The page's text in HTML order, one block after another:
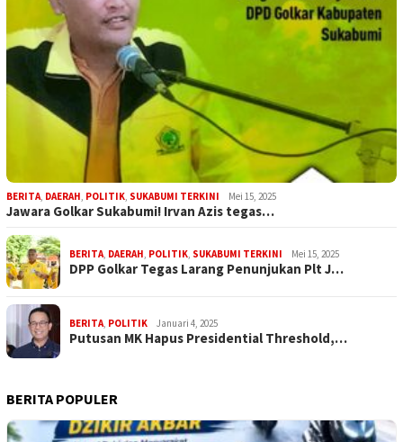
BERITA DAERAH POLITIK SUKABUMI TERKINI Mei 15, 2025
Jawara Golkar Sukabumi! Irvan Azis tegas…
BERITA DAERAH POLITIK SUKABUMI TERKINI Mei 15, 2025
DPP Golkar Tegas Larang Penunjukan Plt J…
BERITA POLITIK Januari 4, 2025
Putusan MK Hapus Presidential Threshold,…
BERITA POPULER